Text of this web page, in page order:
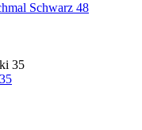
Schwarz 48